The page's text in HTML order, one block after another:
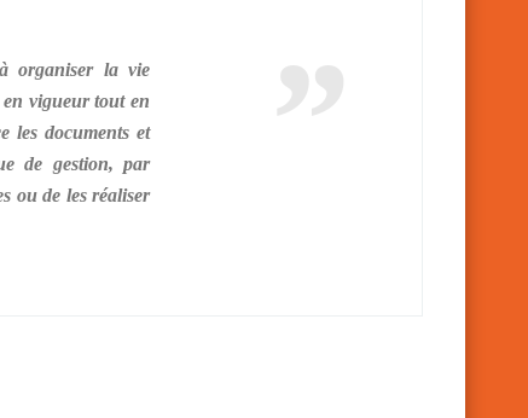
organiser la vie
en vigueur tout en
les documents et
de gestion, par
ou de les réaliser